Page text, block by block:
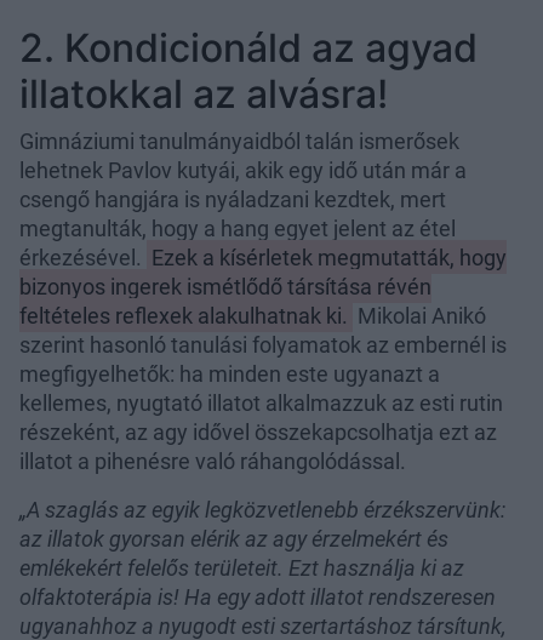
2. Kondicionáld az agyad
illatokkal az alvásra!
Gimnáziumi tanulmányaidból talán ismerősek
lehetnek Pavlov kutyái, akik egy idő után már a
csengő hangjára is nyáladzani kezdtek, mert
megtanulták, hogy a hang egyet jelent az étel
érkezésével. Ezek a kísérletek megmutatták, hogy
bizonyos ingerek ismétlődő társítása révén
feltételes reflexek alakulhatnak ki. Mikolai Anikó
szerint hasonló tanulási folyamatok az embernél is
megfigyelhetők: ha minden este ugyanazt a
kellemes, nyugtató illatot alkalmazzuk az esti rutin
részeként, az agy idővel összekapcsolhatja ezt az
illatot a pihenésre való ráhangolódással.
„A szaglás az egyik legközvetlenebb érzékszervünk:
az illatok gyorsan elérik az agy érzelmekért és
emlékekért felelős területeit. Ezt használja ki az
olfaktoterápia is! Ha egy adott illatot rendszeresen
ugyanahhoz a nyugodt esti szertartáshoz társítunk,